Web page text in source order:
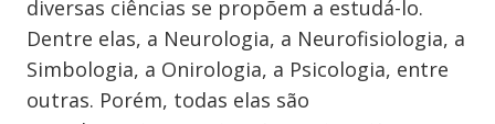
diversas ciências se propõem a estudá-lo.
Dentre elas, a Neurologia, a Neurofisiologia, a
Simbologia, a Onirologia, a Psicologia, entre
outras. Porém, todas elas são